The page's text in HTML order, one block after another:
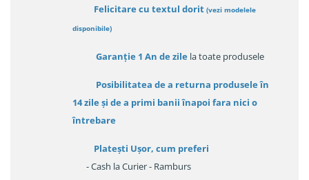
Felicitare cu textul dorit (vezi modelele
disponibile)
Garanție 1 An de zile la toate produsele
Posibilitatea de a returna produsele în
14 zileși de a primi banii înapoi fara nici o
întrebare
Platești Ușor, cum preferi
- Cash la Curier - Ramburs